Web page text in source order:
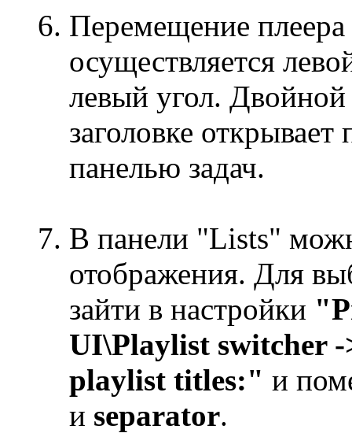
Перемещение плеера
осуществляется
левый угол.
заголовке
панелью задач.
В панели "Lists"
отображения. Для
зайти в настройки
UI\Playlist switcher
playlist titles:" и
и separator.